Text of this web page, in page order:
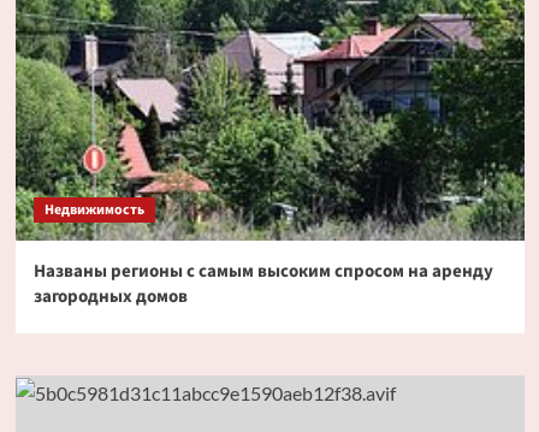
Недвижимость
Названы регионы с самым высоким спросом на аренду
загородных домов